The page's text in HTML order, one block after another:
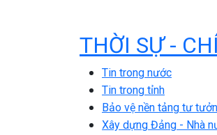
THỜI SỰ -
Tin trong nước
Tin trong tỉnh
Bảo vệ nền tảng tư
Xây dựng Đảng - Nhà